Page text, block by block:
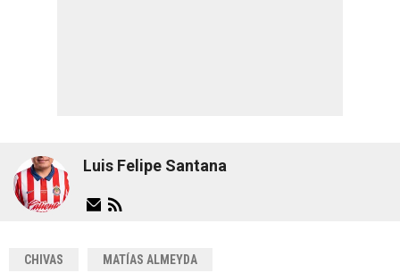
Luis Felipe Santana
CHIVAS MATÍAS ALMEYDA